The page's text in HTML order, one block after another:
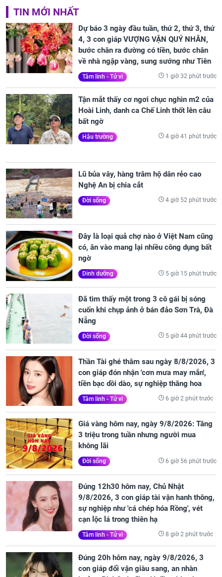
TIN MỚI NHẤT
Dự báo 3 ngày đầu tuần, thứ 2, thứ 3, thứ
4, 3 con giáp VƯỢNG VẬN QUÝ NHÂN,
bước chân ra đường có tiền, bước chân
về nhà ngập vàng, sung sướng như Tiên
Tâm linh - Tử vi 1 giờ 32 phút trước
Tận mắt thấy cơ ngơi chục nghìn m2 của
Hoài Linh, danh ca Chế Linh thốt lên câu
bất ngờ
Hậu trường 4 giờ 41 phút trước
Lũ bủa vây, hàng trăm hộ dân rẻo cao
Nghệ An bị chia cắt
Đời sống 4 giờ 52 phút trước
Đây là loại quả chợ nào ở Việt Nam cũng
có, ăn vào mang lại nhiều công dụng bất
ngờ
Dinh dưỡng 5 giờ 15 phút trước
Đã tìm thấy một trong 3 cô gái bị sóng
cuốn khi chụp ảnh ở bán đảo Sơn Trà, Đà
Nẵng
Đời sống 5 giờ 44 phút trước
Thần Tài ghé thăm sau ngày 8/8/2026, 3
con giáp đón nhận 'cơn mưa may mắn',
tiền bạc dồi dào, sự nghiệp thăng hoa
Tâm linh - Tử vi 6 giờ 2 phút trước
Giá vàng hôm nay, ngày 9/8/2026: Tăng
3 triệu trong tuần nhưng người mua
không lãi
Đời sống 6 giờ 56 phút trước
Đúng 12h30 hôm nay, Chủ Nhật
9/8/2026, 3 con giáp tài vận hanh thông,
sự nghiệp như 'cá chép hóa Rồng', vét
cạn lộc lá trong thiên hạ
Tâm linh - Tử vi 8 giờ 2 phút trước
Đúng 20h hôm nay, ngày 9/8/2026, 3
con giáp đổi vận giàu sang, an nhàn